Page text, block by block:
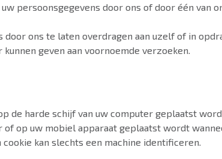
persoonsgegevens door ons of door één van
ons te laten overdragen aan uzelf of in
geven aan voornoemde verzoeken.
de harde schijf van uw computer geplaatst
op uw mobiel apparaat geplaatst wordt
kan slechts een machine identificeren.